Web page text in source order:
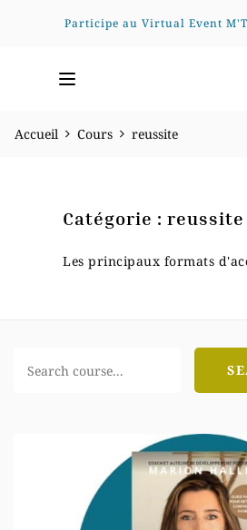
Participe au Virtual Event
Accueil Cours reussite
Catégorie :reussite
Les principaux formats